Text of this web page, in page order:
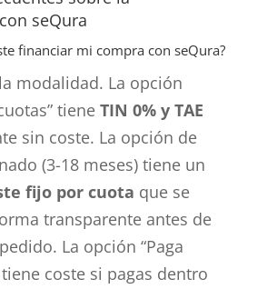
seQura
financiar mi compra con seQura?
modalidad. La opción
tiene TIN 0% y TAE
sin coste. La opción de
(3-18 meses) tiene un
fijo por cuota que se
transparente antes de
La opción “Paga
coste si pagas dentro